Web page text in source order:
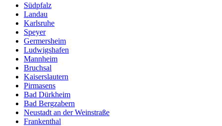
Südpfalz
Landau
Karlsruhe
Speyer
Germersheim
Ludwigshafen
Mannheim
Bruchsal
Kaiserslautern
Pirmasens
Bad Dürkheim
Bad Bergzabern
Neustadt an der Weinstraße
Frankenthal